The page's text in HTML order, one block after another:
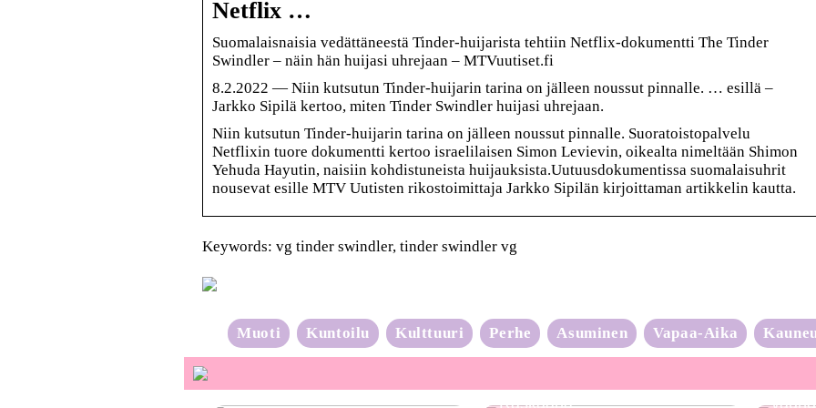
Netflix …
Suomalaisnaisia vedättäneestä Tinder-huijarista tehtiin Netflix-dokumentti The Tinder
Swindler – näin hän huijasi uhrejaan – MTVuutiset.fi
8.2.2022 — Niin kutsutun Tinder-huijarin tarina on jälleen noussut pinnalle. … esillä –
Jarkko Sipilä kertoo, miten Tinder Swindler huijasi uhrejaan.
Niin kutsutun Tinder-huijarin tarina on jälleen noussut pinnalle. Suoratoistopalvelu
Netflixin tuore dokumentti kertoo israelilaisen Simon Levievin, oikealta nimeltään Shimon
Yehuda Hayutin, naisiin kohdistuneista huijauksista.Uutuusdokumentissa suomalaisuhrit
nousevat esille MTV Uutisten rikostoimittaja Jarkko Sipilän kirjoittaman artikkelin kautta.
Keywords: vg tinder swindler, tinder swindler vg
Muoti Kuntoilu Kulttuuri Perhe Asuminen Vapaa-Aika
Raskaana?